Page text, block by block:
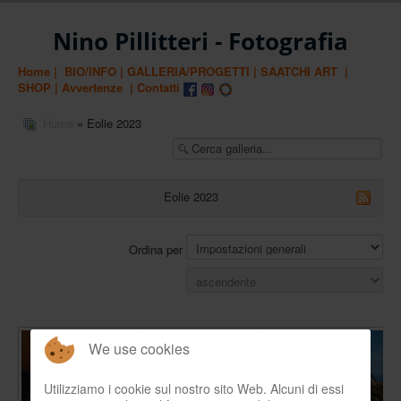
Nino Pillitteri - Fotografia
Home | BIO/INFO | GALLERIA/PROGETTI | SAATCHI ART |
SHOP | Avvertenze | Contatti
» Eolie 2023
Eolie 2023
Ordina per
We use cookies
Utilizziamo i cookie sul nostro sito Web. Alcuni di essi